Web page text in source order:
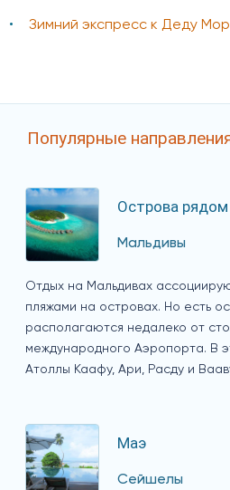
Зимний экспресс к Деду
Популярные
Острова
Мальдивы
Отдых на Мальдивах
пляжами на островах. Но есть
располагаются недалеко от
международного Аэропорта. В
Атоллы Каафу, Ари, Расду и
Маэ
Сейшелы